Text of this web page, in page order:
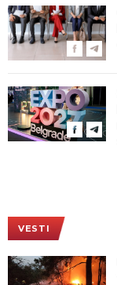
VESTI